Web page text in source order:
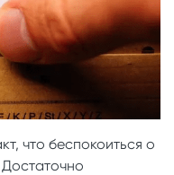
что беспокоиться о